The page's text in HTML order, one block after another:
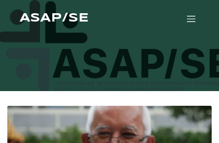
ASAP/SE